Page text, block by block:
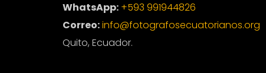
WhatsApp: +593 991944826
Correo:info@fotografosecuatorianos.org
Quito, Ecuador.